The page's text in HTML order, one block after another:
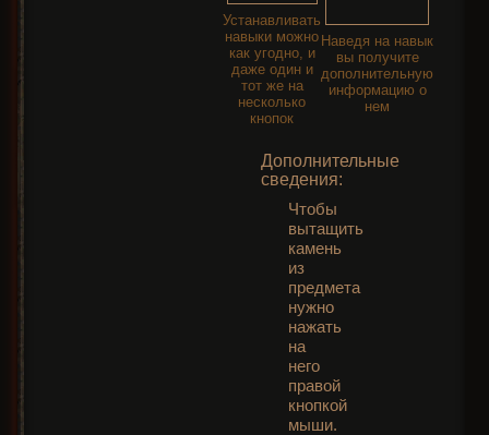
Устанавливать
навыки можно
как угодно, и
даже один и
тот же на
несколько
кнопок
Наведя на навык
вы получите
дополнительную
информацию о
нем
Дополнительные
сведения:
Чтобы
вытащить
камень
из
предмета
нужно
нажать
на
него
правой
кнопкой
мыши.